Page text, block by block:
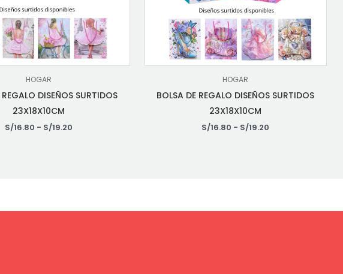
HOGAR
DISEÑOS SURTIDOS
23X18X10CM
S/16.80 - S/19.20
HOGAR
BOLSA DE REGALO DISEÑOS SURTIDOS
23X18X10CM
S/16.80 - S/19.20